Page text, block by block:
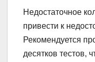
Недостаточное
привести к
Рекомендуется
десятков тестов,